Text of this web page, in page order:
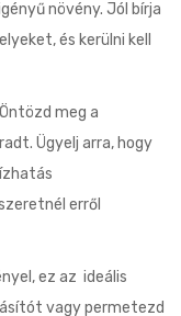
növény. Jól bírja
és kerülni kell
meg a
Ügyelj arra, hogy
erről
ez az ideális
vagy permetezd